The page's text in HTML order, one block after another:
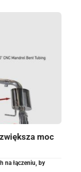
moc
na łączeniu, by